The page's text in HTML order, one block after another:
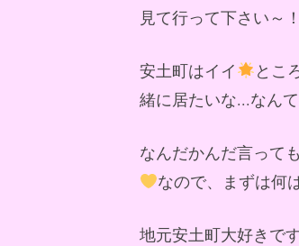
見て行って下さい～！
安土町はイイ とこ
緒に居たいな...なん
なんだかんだ言って
なので、まずは何
地元安土町大好きで